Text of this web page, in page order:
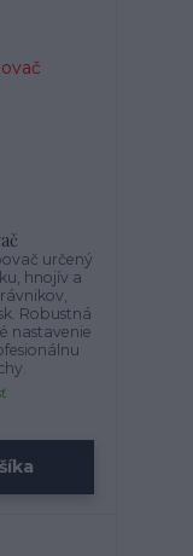
určený
hnojív a
Robustná
nastavenie